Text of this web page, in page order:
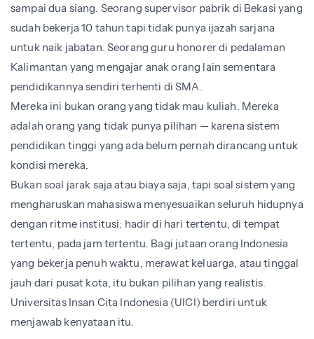
sampai dua siang. Seorang supervisor pabrik di Bekasi yang
sudah bekerja 10 tahun tapi tidak punya ijazah sarjana
untuk naik jabatan. Seorang guru honorer di pedalaman
Kalimantan yang mengajar anak orang lain sementara
pendidikannya sendiri terhenti di SMA.
Mereka ini bukan orang yang tidak mau kuliah. Mereka
adalah orang yang tidak punya pilihan — karena sistem
pendidikan tinggi yang ada belum pernah dirancang untuk
kondisi mereka.
Bukan soal jarak saja atau biaya saja, tapi soal sistem yang
mengharuskan mahasiswa menyesuaikan seluruh hidupnya
dengan ritme institusi: hadir di hari tertentu, di tempat
tertentu, pada jam tertentu. Bagi jutaan orang Indonesia
yang bekerja penuh waktu, merawat keluarga, atau tinggal
jauh dari pusat kota, itu bukan pilihan yang realistis.
Universitas Insan Cita Indonesia (UICI) berdiri untuk
menjawab kenyataan itu.